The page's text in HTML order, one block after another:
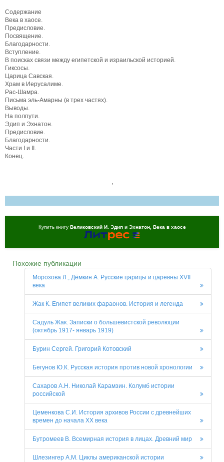
Содержание
Века в хаосе.
Предисловие.
Посвящение.
Благодарности.
Вступление.
В поисках связи между египетской и израильской историей.
Гиксосы.
Царица Савская.
Храм в Иерусалиме.
Рас-Шамра.
Письма эль-Амарны (в трех частях).
Выводы.
На полпути.
Эдип и Эхнатон.
Предисловие.
Благодарности.
Части I и II.
Конец.
,
Купить книгу Великовский И. Эдип и Эхнатон, Века в хаосе
Похожие публикации
Морозова Л., Дёмкин А. Русские царицы и царевны XVII
века
Жак К. Египет великих фараонов. История и легенда
Садуль Жак. Записки о большевистской революции
(октябрь 1917- январь 1919)
Бурин Сергей. Григорий Котовский
Бегунов Ю.К. Русская история против новой хронологии
Сахаров А.Н. Николай Карамзин. Колумб истории
российской
Цеменкова С.И. История архивов России с древнейших
времен до начала XX века
Бутромеев В. Всемирная история в лицах. Древний мир
Шлезингер А.М. Циклы американской истории